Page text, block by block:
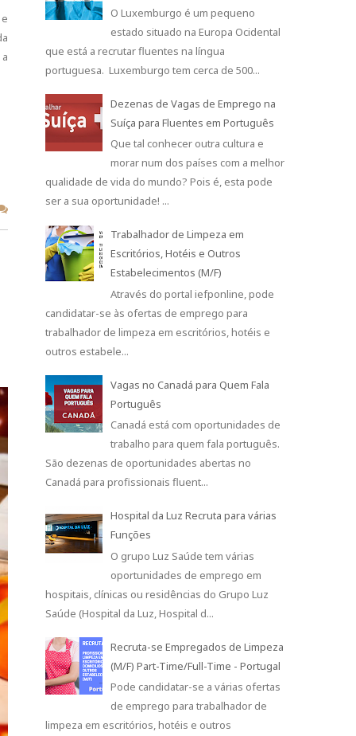
O Luxemburgo é um pequeno
estado situado na Europa Ocidental
que está a recrutar fluentes na língua
portuguesa. Luxemburgo tem cerca de 500...
Dezenas de Vagas de Emprego na
Suíça para Fluentes em Português
Que tal conhecer outra cultura e
morar num dos países com a melhor
qualidade de vida do mundo? Pois é, esta pode
ser a sua oportunidade! ...
Trabalhador de Limpeza em
Escritórios, Hotéis e Outros
Estabelecimentos (M/F)
Através do portal iefponline, pode
candidatar-se às ofertas de emprego para
trabalhador de limpeza em escritórios, hotéis e
outros estabele...
Vagas no Canadá para Quem Fala
Português
Canadá está com oportunidades de
trabalho para quem fala português.
São dezenas de oportunidades abertas no
Canadá para profissionais fluent...
Hospital da Luz Recruta para várias
Funções
O grupo Luz Saúde tem várias
oportunidades de emprego em
hospitais, clínicas ou residências do Grupo Luz
Saúde (Hospital da Luz, Hospital d...
Recruta-se Empregados de Limpeza
(M/F) Part-Time/Full-Time - Portugal
Pode candidatar-se a várias ofertas
de emprego para trabalhador de
limpeza em escritórios, hotéis e outros